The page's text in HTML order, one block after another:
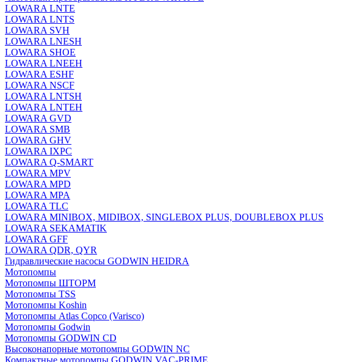
LOWARA LNTE
LOWARA LNTS
LOWARA SVH
LOWARA LNESH
LOWARA SHOE
LOWARA LNEEH
LOWARA ESHF
LOWARA NSCF
LOWARA LNTSH
LOWARA LNTEH
LOWARA GVD
LOWARA SMB
LOWARA GHV
LOWARA IXPС
LOWARA Q-SMART
LOWARA MPV
LOWARA MPD
LOWARA MPA
LOWARA TLC
LOWARA MINIBOX, MIDIBOX, SINGLEBOX PLUS, DOUBLEBOX PLUS
LOWARA SEKAMATIK
LOWARA GFF
LOWARA QDR, QYR
Гидравлические насосы GODWIN HEIDRA
Мотопомпы
Мотопомпы ШТОРМ
Мотопомпы TSS
Мотопомпы Koshin
Мотопомпы Atlas Copco (Varisco)
Мотопомпы Godwin
Мотопомпы GODWIN CD
Высоконапорные мотопомпы GODWIN NC
Компактные мотопомпы GODWIN VAC-PRIME